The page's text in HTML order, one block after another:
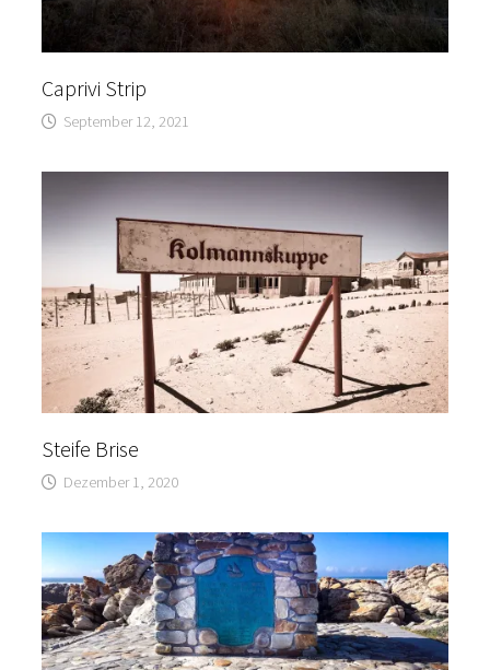
Caprivi Strip
September 12, 2021
Steife Brise
Dezember 1, 2020